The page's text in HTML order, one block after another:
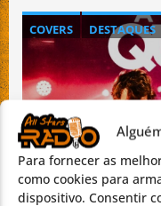
Para fornecer as
como cookies para
dispositivo. Consentir
COVERS DESTAQUES
NACIONAL
A